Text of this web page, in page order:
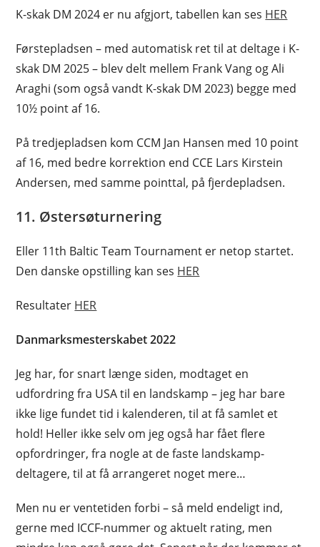
K-skak DM 2024 er nu afgjort, tabellen kan ses HER
Førstepladsen – med automatisk ret til at deltage i K-
skak DM 2025 – blev delt mellem Frank Vang og Ali
Araghi (som også vandt K-skak DM 2023) begge med
10½ point af 16.
På tredjepladsen kom CCM Jan Hansen med 10 point
af 16, med bedre korrektion end CCE Lars Kirstein
Andersen, med samme pointtal, på fjerdepladsen.
11. Østersøturnering
Eller 11th Baltic Team Tournament er netop startet.
Den danske opstilling kan ses HER
Resultater HER
Danmarksmesterskabet 2022
Jeg har, for snart længe siden, modtaget en
udfordring fra USA til en landskamp – jeg har bare
ikke lige fundet tid i kalenderen, til at få samlet et
hold! Heller ikke selv om jeg også har fået flere
opfordringer, fra nogle at de faste landskamp-
deltagere, til at få arrangeret noget mere…
Men nu er ventetiden forbi – så meld endeligt ind,
gerne med ICCF-nummer og aktuelt rating, men